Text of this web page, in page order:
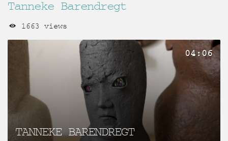
Tanneke Barendregt
1663 views
TANNEKE BARENDREGT
04:06